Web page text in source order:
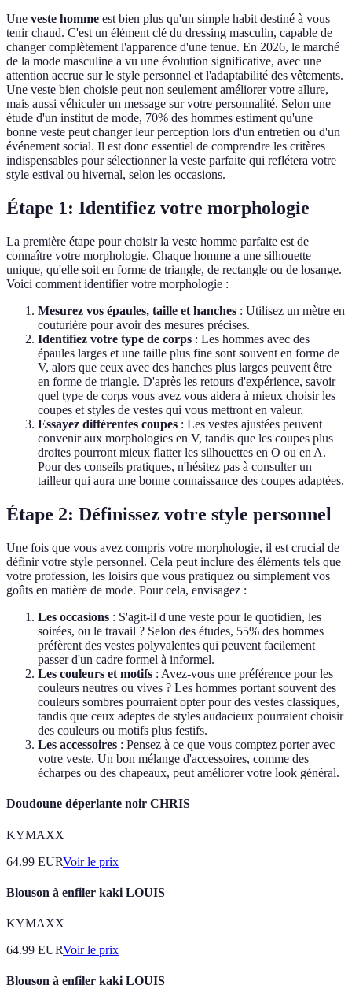
Une veste homme est bien plus qu'un simple habit destiné à vous
tenir chaud. C'est un élément clé du dressing masculin, capable de
changer complètement l'apparence d'une tenue. En 2026, le marché
de la mode masculine a vu une évolution significative, avec une
attention accrue sur le style personnel et l'adaptabilité des vêtements.
Une veste bien choisie peut non seulement améliorer votre allure,
mais aussi véhiculer un message sur votre personnalité. Selon une
étude d'un institut de mode, 70% des hommes estiment qu'une
bonne veste peut changer leur perception lors d'un entretien ou d'un
événement social. Il est donc essentiel de comprendre les critères
indispensables pour sélectionner la veste parfaite qui reflétera votre
style estival ou hivernal, selon les occasions.
Étape 1: Identifiez votre morphologie
La première étape pour choisir la veste homme parfaite est de
connaître votre morphologie. Chaque homme a une silhouette
unique, qu'elle soit en forme de triangle, de rectangle ou de losange.
Voici comment identifier votre morphologie :
Mesurez vos épaules, taille et hanches : Utilisez un mètre en
couturière pour avoir des mesures précises.
Identifiez votre type de corps : Les hommes avec des
épaules larges et une taille plus fine sont souvent en forme de
V, alors que ceux avec des hanches plus larges peuvent être
en forme de triangle. D'après les retours d'expérience, savoir
quel type de corps vous avez vous aidera à mieux choisir les
coupes et styles de vestes qui vous mettront en valeur.
Essayez différentes coupes : Les vestes ajustées peuvent
convenir aux morphologies en V, tandis que les coupes plus
droites pourront mieux flatter les silhouettes en O ou en A.
Pour des conseils pratiques, n'hésitez pas à consulter un
tailleur qui aura une bonne connaissance des coupes adaptées.
Étape 2: Définissez votre style personnel
Une fois que vous avez compris votre morphologie, il est crucial de
définir votre style personnel. Cela peut inclure des éléments tels que
votre profession, les loisirs que vous pratiquez ou simplement vos
goûts en matière de mode. Pour cela, envisagez :
Les occasions : S'agit-il d'une veste pour le quotidien, les
soirées, ou le travail ? Selon des études, 55% des hommes
préfèrent des vestes polyvalentes qui peuvent facilement
passer d'un cadre formel à informel.
Les couleurs et motifs : Avez-vous une préférence pour les
couleurs neutres ou vives ? Les hommes portant souvent des
couleurs sombres pourraient opter pour des vestes classiques,
tandis que ceux adeptes de styles audacieux pourraient choisir
des couleurs ou motifs plus festifs.
Les accessoires : Pensez à ce que vous comptez porter avec
votre veste. Un bon mélange d'accessoires, comme des
écharpes ou des chapeaux, peut améliorer votre look général.
Doudoune déperlante noir CHRIS
KYMAXX
64.99 EURVoir le prix
Blouson à enfiler kaki LOUIS
KYMAXX
64.99 EURVoir le prix
Blouson à enfiler kaki LOUIS